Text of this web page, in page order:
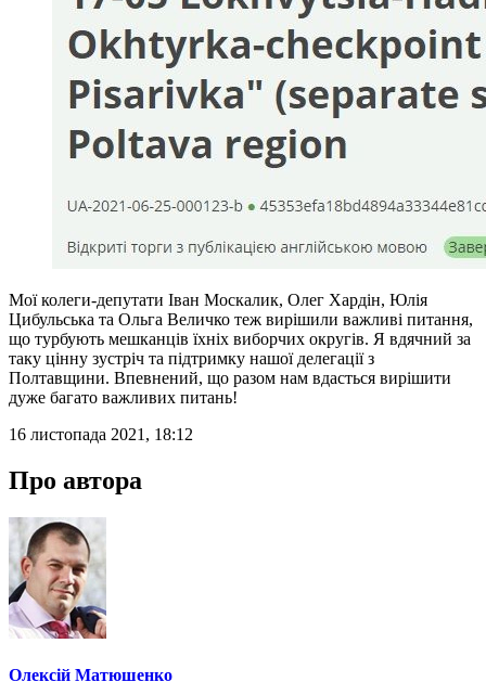
Мої колеги-депутати Іван Москалик, Олег Хардін, Юлія
Цибульська та Ольга Величко теж вирішили важливі питання,
що турбують мешканців їхніх виборчих округів. Я вдячний за
таку цінну зустріч та підтримку нашої делегації з
Полтавщини. Впевнений, що разом нам вдасться вирішити
дуже багато важливих питань!
16 листопада 2021, 18:12
Про автора
Олексій Матюшенко